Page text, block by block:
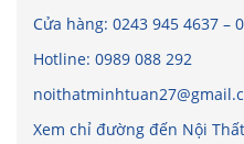
Cửa hàng: 0243 945 4637 –
Hotline: 0989 088 292
Xem chỉ đường đến Nội